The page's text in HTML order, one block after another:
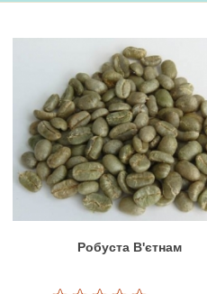
Робуста В'єтнам